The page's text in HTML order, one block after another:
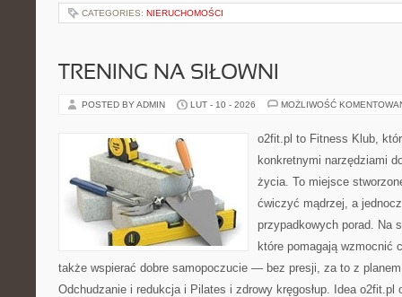
CATEGORIES: NIERUCHOMOŚCI
TRENING NA SIŁOWNI
POSTED BY ADMIN LUT - 10 - 2026 MOŻLIWOŚĆ
o2fit.pl to Fitness Klub,
konkretnymi narzędziami
życia. To miejsce
ćwiczyć mądrzej, a
przypadkowych porad. Na
które pomagają wzmocnić
także wspierać dobre samopoczucie — bez presji, za to z
Odchudzanie i redukcja i Pilates i zdrowy kręgosłup. Idea